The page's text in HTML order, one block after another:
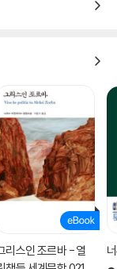
탈레온이 이끄는 ‘수
는 『판탈레온과 특별
다.
적 엄격함을 경멸하
이다. _ 시카고 트리
리스인 조르바 - 열